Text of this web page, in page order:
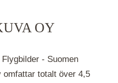
scrolla.OY
- Suomen
totalt över 4,5